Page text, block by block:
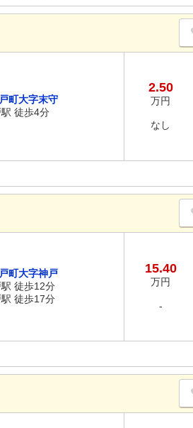
町大字末守
徒歩4分
2.50
万円
なし
町大字神戸
徒歩12分
徒歩17分
15.40
万円
-